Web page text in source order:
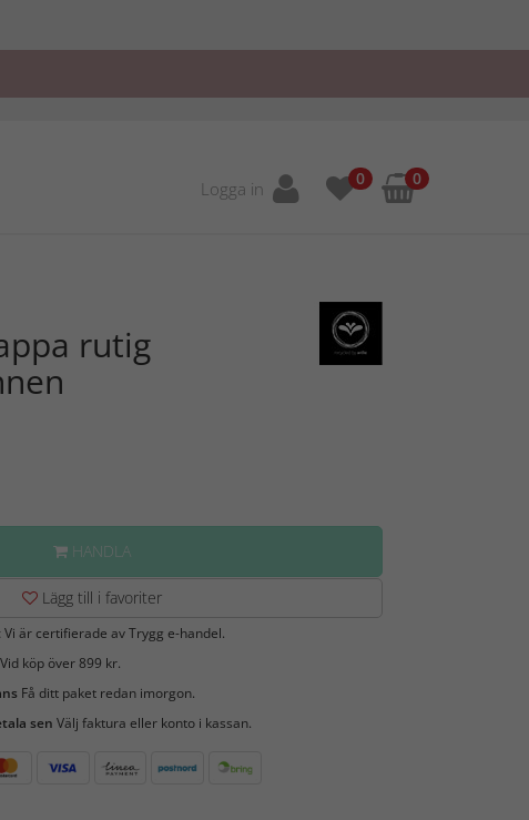
Logga in 0 0
rutig
HANDLA
Lägg till i favoriter
Vi är certifierade av Trygg e-handel.
köp över 899 kr.
Få ditt paket redan imorgon.
sen Välj faktura eller konto i kassan.